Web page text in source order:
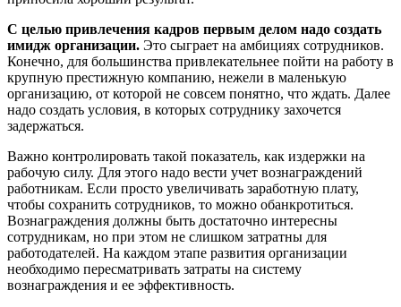
С целью привлечения кадров первым делом надо создать
имидж организации. Это сыграет на амбициях сотрудников.
Конечно, для большинства привлекательнее пойти на работу в
крупную престижную компанию, нежели в маленькую
организацию, от которой не совсем понятно, что ждать. Далее
надо создать условия, в которых сотруднику захочется
задержаться.
Важно контролировать такой показатель, как издержки на
рабочую силу. Для этого надо вести учет вознаграждений
работникам. Если просто увеличивать заработную плату,
чтобы сохранить сотрудников, то можно обанкротиться.
Вознаграждения должны быть достаточно интересны
сотрудникам, но при этом не слишком затратны для
работодателей. На каждом этапе развития организации
необходимо пересматривать затраты на систему
вознаграждения и ее эффективность.